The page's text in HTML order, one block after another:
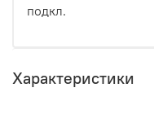
подкл.
Характеристики